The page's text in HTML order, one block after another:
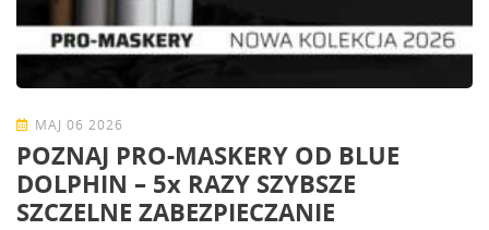
MAJ 06 2026
POZNAJ PRO-MASKERY OD BLUE
DOLPHIN – 5x RAZY SZYBSZE
SZCZELNE ZABEZPIECZANIE